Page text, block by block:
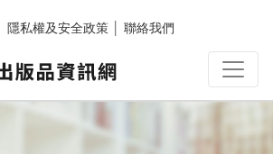
隱私權及安全政策 聯絡我們